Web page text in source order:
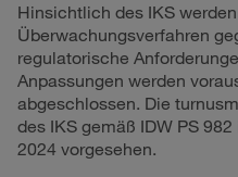
Hinsichtlich des IKS
Überwachungsverfahren
regulatorische
Anpassungen werden
abgeschlossen. Die
des IKS gemäß IDW PS
2024 vorgesehen.